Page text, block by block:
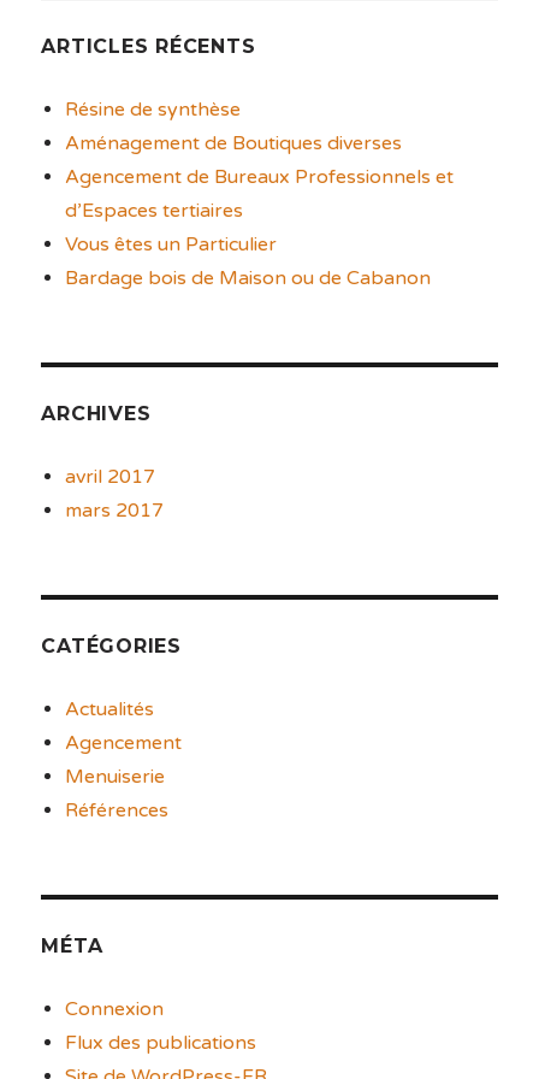
ARTICLES RÉCENTS
Résine de synthèse
Aménagement de Boutiques diverses
Agencement de Bureaux Professionnels et
d’Espaces tertiaires
Vous êtes un Particulier
Bardage bois de Maison ou de Cabanon
ARCHIVES
avril 2017
mars 2017
CATÉGORIES
Actualités
Agencement
Menuiserie
Références
MÉTA
Connexion
Flux des publications